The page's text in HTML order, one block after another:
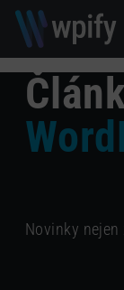
Novinky nejen